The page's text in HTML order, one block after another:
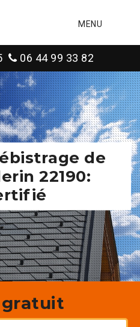
MENU
06 44 99 33 82
de
22190:
gratuit